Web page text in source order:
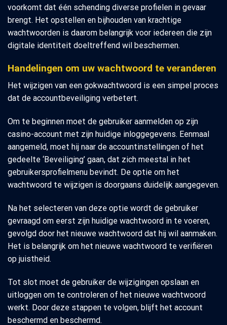
voorkomt dat één schending diverse profielen in gevaar
brengt. Het opstellen en bijhouden van krachtige
wachtwoorden is daarom belangrijk voor iedereen die zijn
digitale identiteit doeltreffend wil beschermen.
Handelingen om uw wachtwoord te veranderen
Het wijzigen van een gokwachtwoord is een simpel proces
dat de accountbeveiliging verbetert.
Om te beginnen moet de gebruiker aanmelden op zijn
casino-account met zijn huidige inloggegevens. Eenmaal
aangemeld, moet hij naar de accountinstellingen of het
gedeelte ‘Beveiliging’ gaan, dat zich meestal in het
gebruikersprofielmenu bevindt. De optie om het
wachtwoord te wijzigen is doorgaans duidelijk aangegeven.
Na het selecteren van deze optie wordt de gebruiker
gevraagd om eerst zijn huidige wachtwoord in te voeren,
gevolgd door het nieuwe wachtwoord dat hij wil aanmaken.
Het is belangrijk om het nieuwe wachtwoord te verifiëren
op juistheid.
Tot slot moet de gebruiker de wijzigingen opslaan en
uitloggen om te controleren of het nieuwe wachtwoord
werkt. Door deze stappen te volgen, blijft het account
beschermd en beschermd.